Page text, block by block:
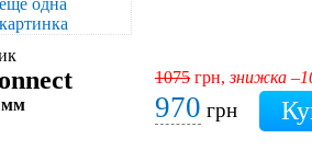
мм
1075 грн,знижка
970 грн